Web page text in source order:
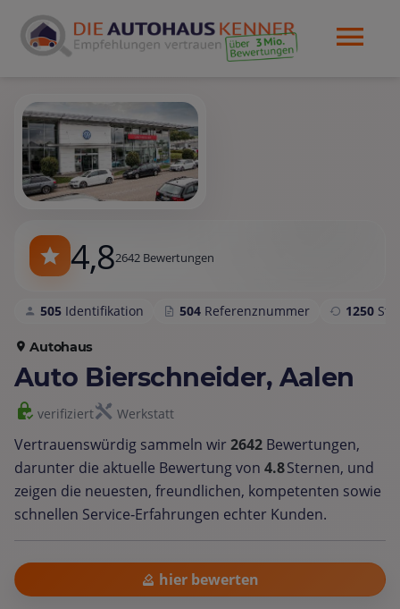
4,82642 Bewertungen
505 Identifikation 504 Referenznummer 1250
Autohaus
Auto Bierschneider, Aalen
verifiziert Werkstatt
Vertrauenswürdig sammeln wir2642 Bewertungen,
darunter die aktuelle Bewertung von 4.8Sternen, und
zeigen die neuesten, freundlichen, kompetenten sowie
schnellen Service‑Erfahrungen echter Kunden.
hier bewerten